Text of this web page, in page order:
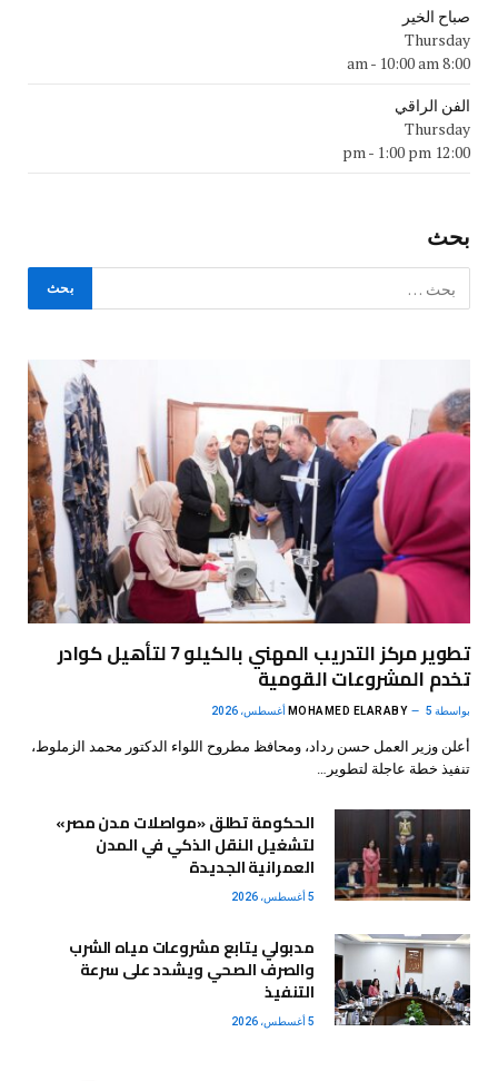
صباح الخير
Thursday
8:00 am
- 10:00 am
الفن الراقي
Thursday
12:00 pm
- 1:00 pm
بحث
تطوير مركز التدريب المهني بالكيلو 7 لتأهيل كوادر
تخدم المشروعات القومية
بواسطة MOHAMED ELARABY 5 أغسطس، 2026
أعلن وزير العمل حسن رداد، ومحافظ مطروح اللواء الدكتور محمد الزملوط،
تنفيذ خطة عاجلة لتطوير…
الحكومة تطلق «مواصلات مدن مصر»
لتشغيل النقل الذكي في المدن
العمرانية الجديدة
5 أغسطس، 2026
مدبولي يتابع مشروعات مياه الشرب
والصرف الصحي ويشدد على سرعة
التنفيذ
5 أغسطس، 2026